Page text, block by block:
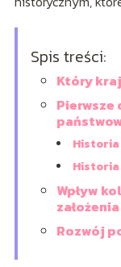
Spis treści:
Który
Historia
Wpływ
Rozwój